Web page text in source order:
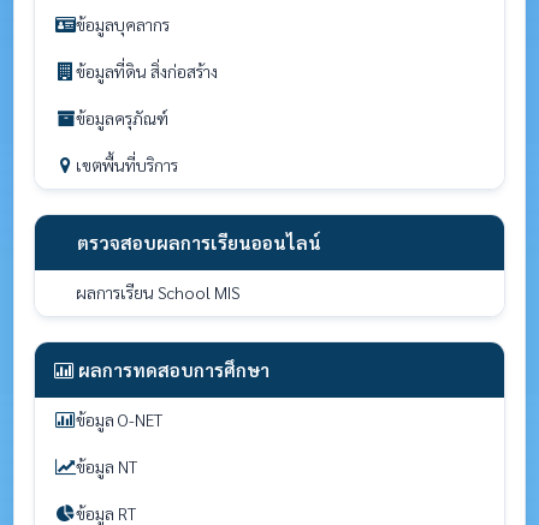
ข้อมูลบุคลากร
ข้อมูลที่ดิน สิ่งก่อสร้าง
ข้อมูลครุภัณฑ์
เขตพื้นที่บริการ
ตรวจสอบผลการเรียนออนไลน์
ผลการเรียน School MIS
ผลการทดสอบการศึกษา
ข้อมูล O-NET
ข้อมูล NT
ข้อมูล RT